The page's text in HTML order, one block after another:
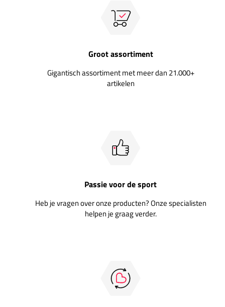
Groot assortiment
Gigantisch assortiment met meer dan 21.000+
artikelen
Passie voor de sport
Heb je vragen over onze producten? Onze specialisten
helpen je graag verder.